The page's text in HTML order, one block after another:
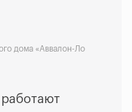
дома «Аввалон-Ло